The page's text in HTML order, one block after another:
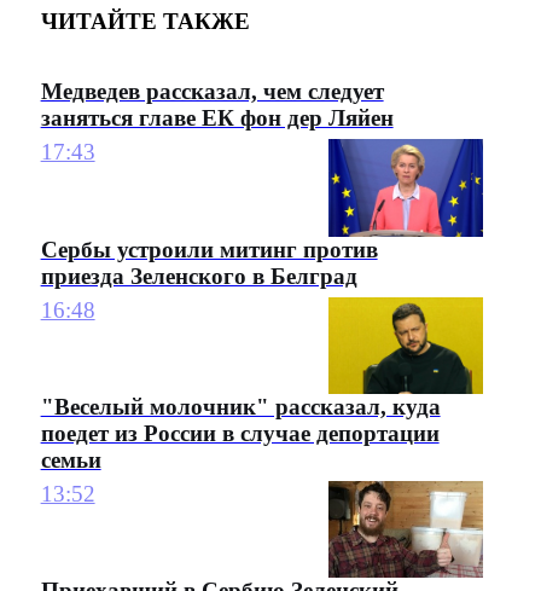
ЧИТАЙТЕ ТАКЖЕ
Медведев рассказал, чем следует
заняться главе ЕК фон дер Ляйен
17:43
Сербы устроили митинг против
приезда Зеленского в Белград
16:48
"Веселый молочник" рассказал, куда
поедет из России в случае депортации
семьи
13:52